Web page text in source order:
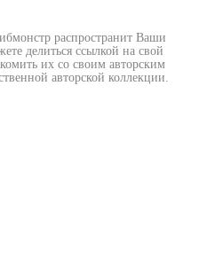
распространит Ваши
делиться ссылкой на свой
их со своим авторским
авторской коллекции.